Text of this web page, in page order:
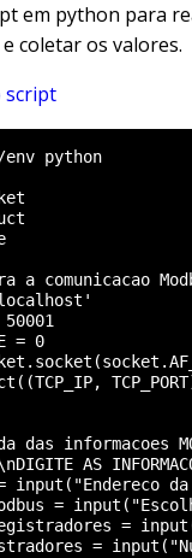
em python para
coletar os valores.
script
env python
a comunicacao
50001
= 0
das informacoes
AS
input("Endereco da
=
=
=